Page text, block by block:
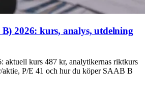
2026: kurs, analys, utdelning
aktuell kurs 487 kr, analytikernas riktkurs
aktie, P/E 41 och hur du köper SAAB B